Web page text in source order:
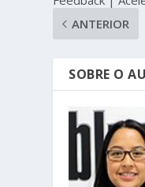
ANTERIOR
SOBRE O